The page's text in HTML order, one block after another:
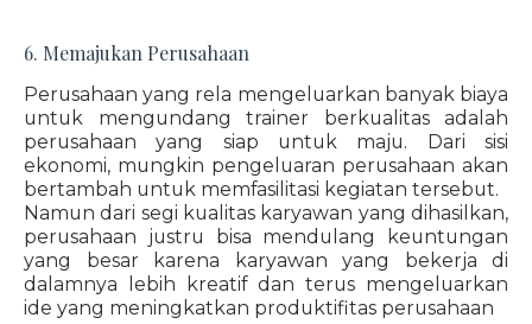
6. Memajukan Perusahaan
Perusahaan yang rela mengeluarkan banyak biaya
untuk mengundang trainer berkualitas adalah
perusahaan yang siap untuk maju. Dari sisi
ekonomi, mungkin pengeluaran perusahaan akan
bertambah untuk memfasilitasi kegiatan tersebut.
Namun dari segi kualitas karyawan yang dihasilkan,
perusahaan justru bisa mendulang keuntungan
yang besar karena karyawan yang bekerja di
dalamnya lebih kreatif dan terus mengeluarkan
ide yang meningkatkan produktifitas perusahaan